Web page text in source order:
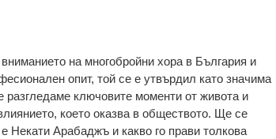
на многобройни хора в България и
опит, той се е утвърдил като значима
разгледаме ключовите моменти от живота и
което оказва в обществото. Ще се
Некати Арабаджъ и какво го прави толкова